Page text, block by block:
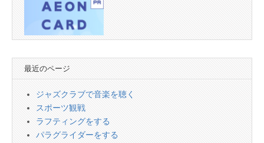
最近のページ
ジャズクラブで音楽を聴く
スポーツ観戦
ラフティングをする
パラグライダーをする